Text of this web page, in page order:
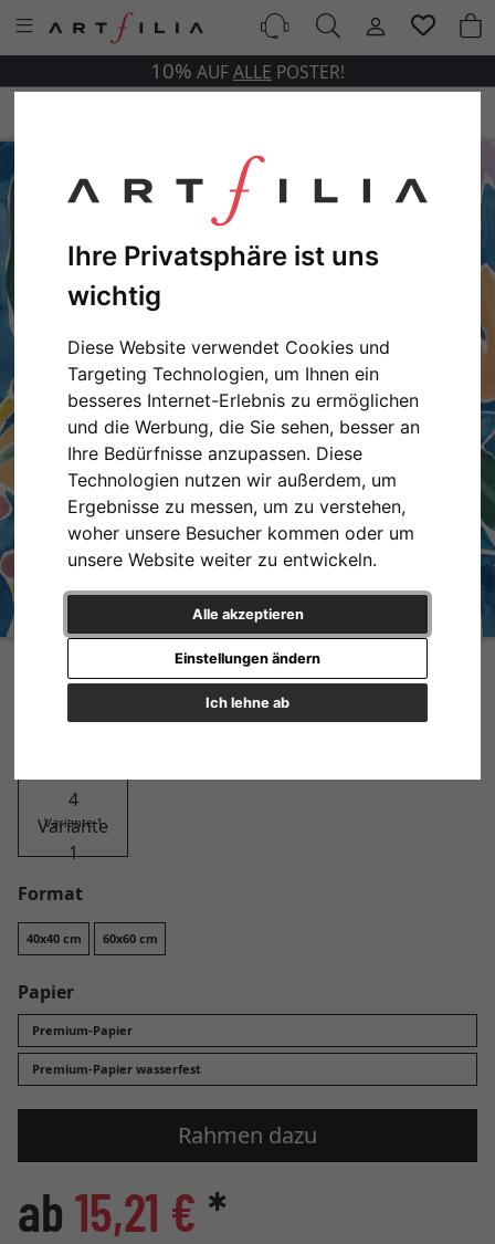
Ihre Privatsphäre ist uns
wichtig
Diese Website verwendet Cookies und
Targeting Technologien, um Ihnen ein
besseres Internet-Erlebnis zu ermöglichen
und die Werbung, die Sie sehen, besser an
Ihre Bedürfnisse anzupassen. Diese
Technologien nutzen wir außerdem, um
Ergebnisse zu messen, um zu verstehen,
woher unsere Besucher kommen oder um
unsere Website weiter zu entwickeln.
Alle akzeptieren
Ich lehne ab
Einstellungen ändern
10% AUFALLE POSTER!
Design
Variante 1
Format
40x40 cm 60x60 cm
Papier
Premium-Papier
Premium-Papier wasserfest
Rahmen dazu
ab 15,21 € *